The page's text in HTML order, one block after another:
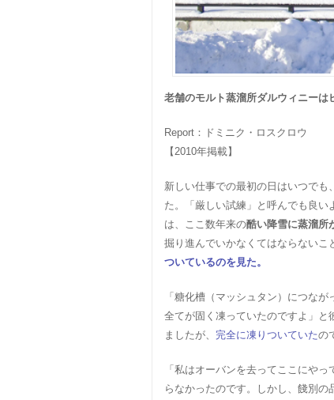
老舗のモルト蒸溜所ダルウィニーは
Report：ドミニク・ロスクロウ
【2010年掲載】
新しい仕事での最初の日はいつでも
た。「厳しい試練」と呼んでも良
は、ここ数年来の酷い降雪に蒸溜所
掘り進んでいかなくてはならないこ
ついているのを見た。
「糖化槽（マッシュタン）につな
全てが固く凍っていたのですよ」と
ましたが、 完全に凍りついていたの
「私はオーバンを去ってここにや
らなかったのです。しかし、餞別